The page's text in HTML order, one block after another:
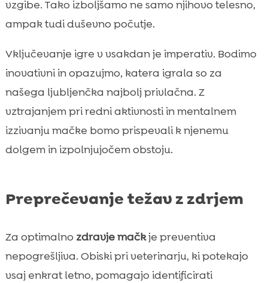
vzgibe. Tako izboljšamo ne samo njihovo telesno,
ampak tudi duševno počutje.
Vključevanje igre v vsakdan je imperativ. Bodimo
inovativni in opazujmo, katera igrala so za
našega ljubljenčka najbolj privlačna. Z
vztrajanjem pri redni aktivnosti in mentalnem
izzivanju mačke bomo prispevali k njenemu
dolgem in izpolnjujočem obstoju.
Preprečevanje težav z zdrjem
Za optimalno zdravje mačkje preventiva
nepogrešljiva. Obiski pri veterinarju, ki potekajo
vsaj enkrat letno, pomagajo identificirati